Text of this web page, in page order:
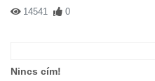
14541 0
Nincs cím!